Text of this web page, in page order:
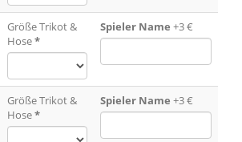
Größe Trikot &
Hose*
Spieler Name +3 €
Größe Trikot &
Hose*
Spieler Name +3 €